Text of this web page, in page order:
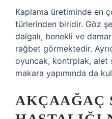
Kaplama üretiminde en
türlerinden biridir. Göz
dalgalı, benekli ve
rağbet görmektedir.
oyuncak, kontrplak, alet
makara yapımında da
AKÇAAĞAÇ